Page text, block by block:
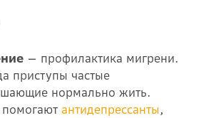
— профилактика мигрени.
приступы частые
нормально жить.
помогают антидепрессанты,